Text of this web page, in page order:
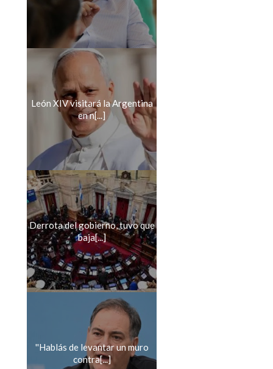
León XIV visitará la Argentina
en n[...]
Derrota del gobierno, tuvo que
baja[...]
''Hablás de levantar un muro
contra[...]